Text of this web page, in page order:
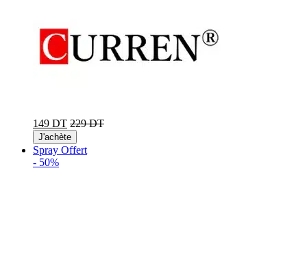
149 DT 229 DT
J'achète
Spray Offert
- 50%